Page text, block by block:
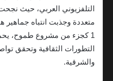
التلفزيوني العربي، حيث
1 كجزء من مشروع طموح،
التطورات الثقافية وتحقق
والشرقية.